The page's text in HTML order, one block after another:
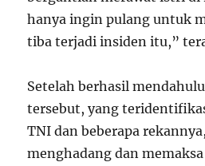
hanya ingin pulang untuk
tiba terjadi insiden itu,”
Setelah berhasil
tersebut, yang
TNI dan beberapa
menghadang dan